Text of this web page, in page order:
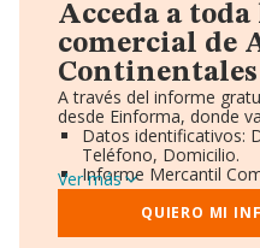
Acceda a
comercial de
Continentales
A través del informe
desde Einforma, donde
Datos identificativos:
Teléfono, Domicilio.
Informe Mercantil
Gráficos de Evolución
Consejo de
Directivos y Ejecutivos.
Ver más
QUIERO MI